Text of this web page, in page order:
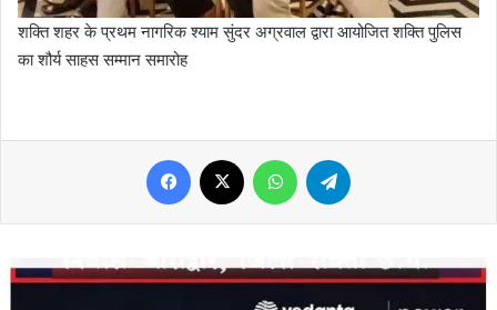
शक्ति शहर के प्रथम नागरिक श्याम सुंदर अग्रवाल द्वारा आयोजित शक्ति पुलिस
का शौर्य साहस सम्मान समारोह
Facebook WhatsApp